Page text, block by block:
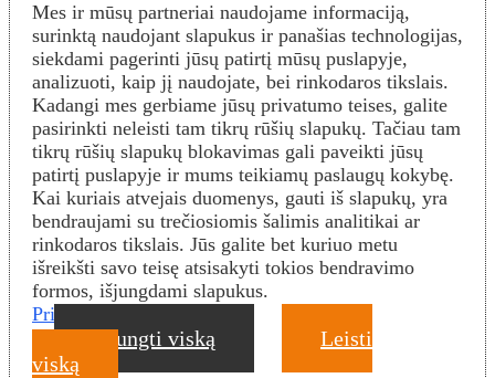
Mes ir mūsų partneriai naudojame informaciją,
surinktą naudojant slapukus ir panašias technologijas,
siekdami pagerinti jūsų patirtį mūsų puslapyje,
analizuoti, kaip jį naudojate, bei rinkodaros tikslais.
Kadangi mes gerbiame jūsų privatumo teises, galite
pasirinkti neleisti tam tikrų rūšių slapukų. Tačiau tam
tikrų rūšių slapukų blokavimas gali paveikti jūsų
patirtį puslapyje ir mums teikiamų paslaugų kokybę.
Kai kuriais atvejais duomenys, gauti iš slapukų, yra
bendraujami su trečiosiomis šalimis analitikai ar
rinkodaros tikslais. Jūs galite bet kuriuo metu
išreikšti savo teisę atsisakyti tokios bendravimo
formos, išjungdami slapukus.
Privatumo politika
Išjungti viską
Leisti
viską